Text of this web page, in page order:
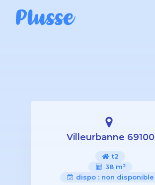
Villeurbanne 69100
t2
38 m²
dispo : non disponible